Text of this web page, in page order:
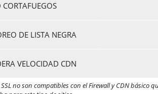
CORTAFUEGOS
DE LISTA NEGRA
VELOCIDAD CDN
no son compatibles con el Firewall y CDN